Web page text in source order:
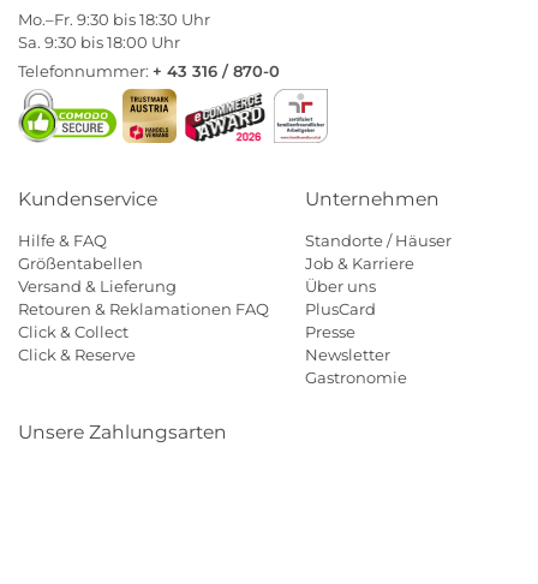
Mo.–Fr. 9:30 bis 18:30 Uhr
Sa. 9:30 bis 18:00 Uhr
Telefonnummer: + 43 316 / 870-0
Kundenservice
Hilfe & FAQ
Größentabellen
Versand & Lieferung
Retouren & Reklamationen FAQ
Click & Collect
Click & Reserve
Unternehmen
Standorte / Häuser
Job & Karriere
Über uns
PlusCard
Presse
Newsletter
Gastronomie
Unsere Zahlungsarten